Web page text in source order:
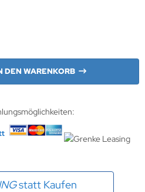
DEN WARENKORB
statt Kaufen